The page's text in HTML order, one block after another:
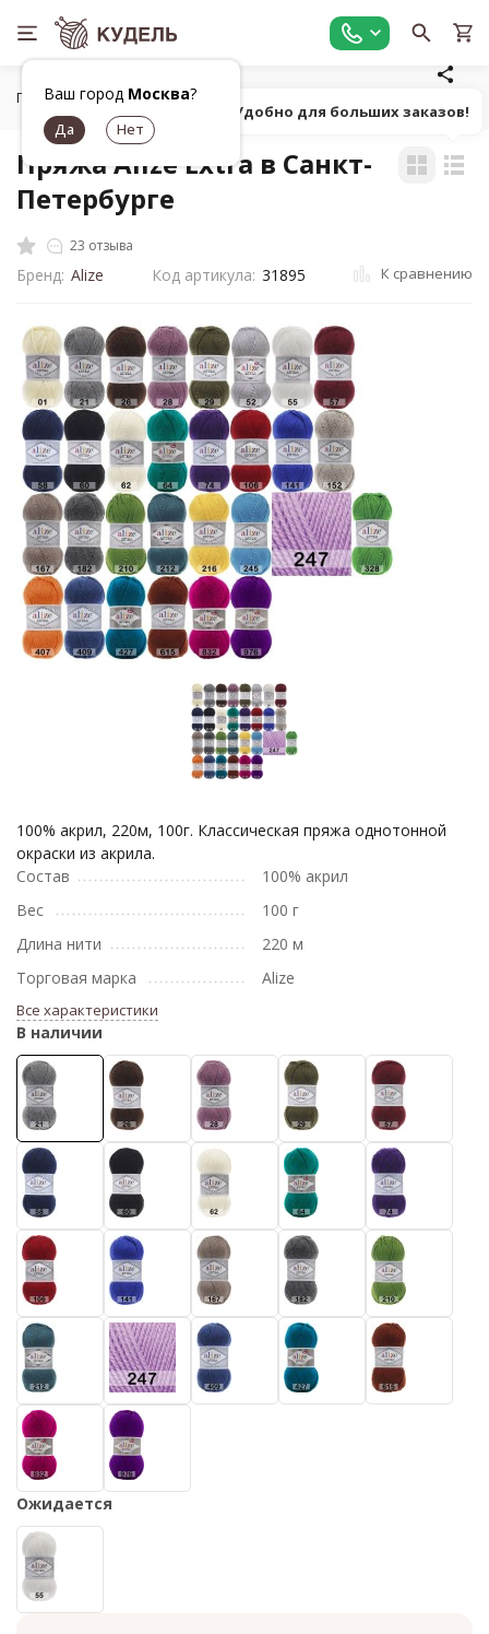
Ваш город Москва?
Главная Все для вязания
Пряжа Alize Extra в Санкт-
Петербурге
23 отзыва
Бренд: Alize Код артикула: 31895 К сравнению
100% акрил, 220м, 100г. Классическая пряжа однотонной
окраски из акрила.
Состав
100% акрил
Вес
100 г
Длина нити
220 м
Торговая марка
Alize
Все характеристики
В наличии
Ожидается
Попробуй! Удобно для больших заказов!